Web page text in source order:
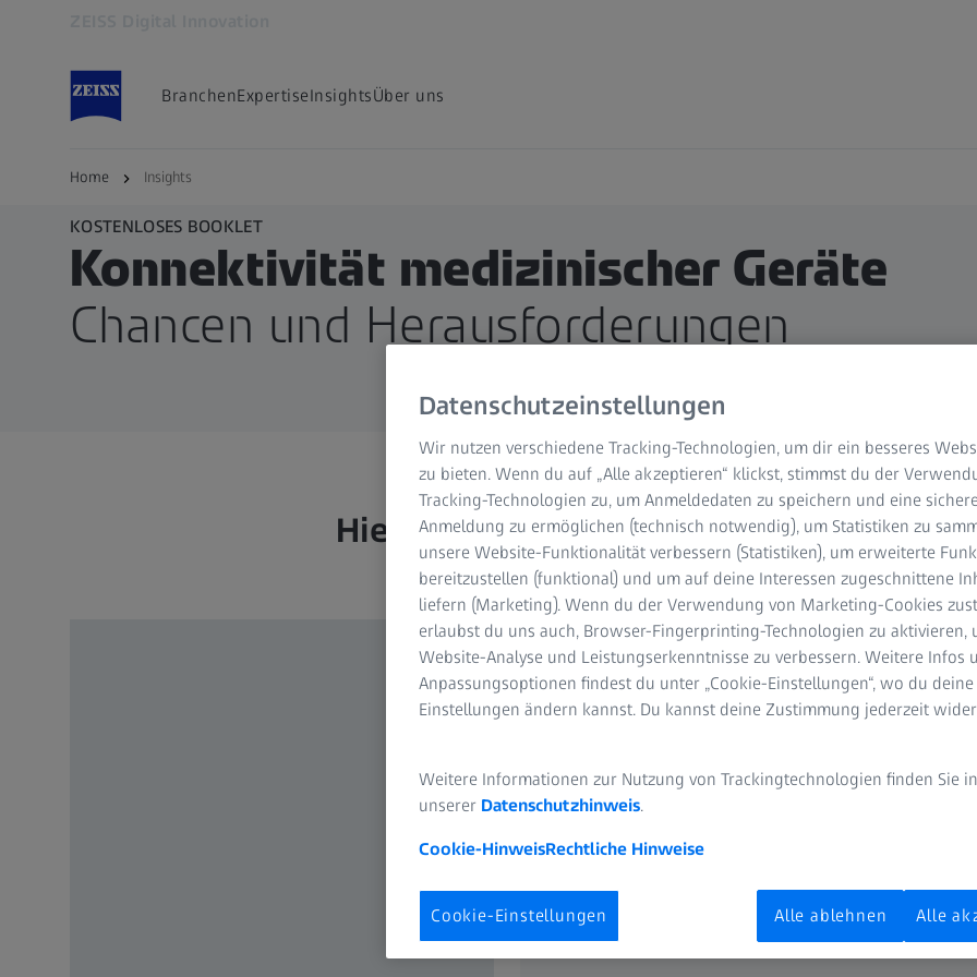
BranchenExpertiseInsightsÜber uns
Home Insights
KOSTENLOSES BOOKLET
Konnektivität medizinischer Geräte
Chancen und Herausforderungen
Hier anmelden, um das Booklet
Wenn Sie weitere Informationen zur
lesen Sie bitte unsere
Datenschutzeinstellungen
Wir nutzen verschiedene Tracking-Technologien, um dir ein besseres
zu bieten. Wenn du auf „Alle akzeptieren“ klickst, stimmst du der
Tracking-Technologien zu, um Anmeldedaten zu speichern und eine sichere
Anmeldung zu ermöglichen (technisch notwendig), um Statistiken zu
unsere Website-Funktionalität verbessern (Statistiken), um erweiterte
bereitzustellen (funktional) und um auf deine Interessen zugeschnittene
liefern (Marketing). Wenn du der Verwendung von Marketing-Cookies
erlaubst du uns auch, Browser-Fingerprinting-Technologien zu aktivieren,
Website-Analyse und Leistungserkenntnisse zu verbessern. Weitere Infos
Anpassungsoptionen findest du unter „Cookie-Einstellungen“, wo du deine
Einstellungen ändern kannst. Du kannst deine Zustimmung jederzeit
Weitere Informationen zur Nutzung von Trackingtechnologien finden Sie in
unserer Datenschutzhinweis.
Cookie-HinweisRechtliche Hinweise
Cookie-Einstellungen Alle ablehnen Alle